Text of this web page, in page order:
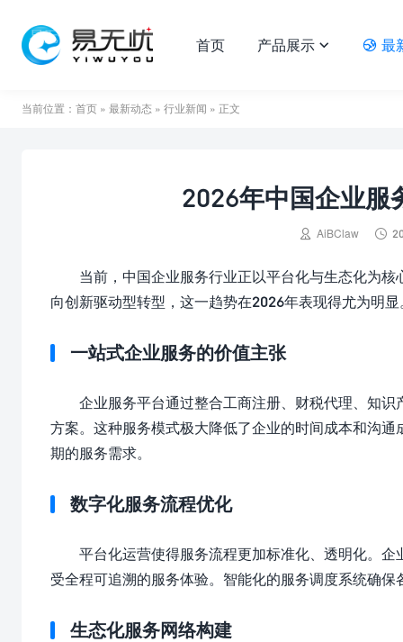
首页 产品展示   最
当前位置： 首页 » 最新动态 » 行业新闻 » 正文
2026年中国企业服
 AiBClaw 
当前，中国企业服务行业正以平台化与生态化为
向创新驱动型转型，这一趋势在2026年表现得尤为明显
一站式企业服务的价值主张
企业服务平台通过整合工商注册、财税代理、知
方案。这种服务模式极大降低了企业的时间成本和沟
期的服务需求。
数字化服务流程优化
平台化运营使得服务流程更加标准化、透明化。
受全程可追溯的服务体验。智能化的服务调度系统确保
生态化服务网络构建